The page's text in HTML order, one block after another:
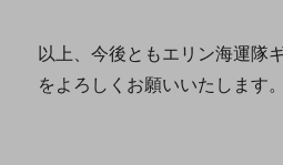
以上、今後ともエリン海運隊
をよろしくお願いいたします。